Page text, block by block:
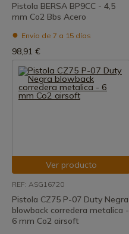
Pistola BERSA BP9CC - 4,5
mm Co2 Bbs Acero
Envío de 7 a 15 días
98,91 €
Ver producto
REF: ASG16720
Pistola CZ75 P-07 Duty Negra
blowback corredera metalica -
6 mm Co2 airsoft